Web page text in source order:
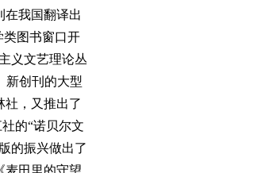
在我国翻译出
类图书窗口开
义文艺理论丛
新创刊的大型
社，又推出了
的“诺贝尔文
的振兴做出了
麦田里的守望